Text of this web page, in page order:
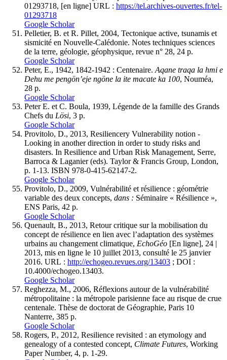
01293718, [en ligne] URL : https://tel.archives-ouvertes.fr/tel-
01293718
Google Scholar
Pelletier, B. et R. Pillet, 2004, Tectonique active, tsunamis et
sismicité en Nouvelle-Calédonie. Notes techniques sciences
de la terre, géologie, géophysique, revue n° 28, 24 p.
Google Scholar
Peter, E., 1942, 1842-1942 : Centenaire. Aqane traqa la hmi e
Dehu me pengön’eje ngöne la ite macate ka 100, Nouméa,
28 p.
Google Scholar
Peter E. et C. Boula, 1939, Légende de la famille des Grands
Chefs du Lösi, 3 p.
Google Scholar
Provitolo, D., 2013, Resiliencery Vulnerability notion -
Looking in another direction in order to study risks and
disasters. In Resilience and Urban Risk Management, Serre,
Barroca & Laganier (eds). Taylor & Francis Group, London,
p. 1-13. ISBN 978-0-415-62147-2.
Google Scholar
Provitolo, D., 2009, Vulnérabilité et résilience : géométrie
variable des deux concepts, dans : Séminaire « Résilience »,
ENS Paris, 42 p.
Google Scholar
Quenault, B., 2013, Retour critique sur la mobilisation du
concept de résilience en lien avec l’adaptation des systèmes
urbains au changement climatique, EchoGéo [En ligne], 24 |
2013, mis en ligne le 10 juillet 2013, consulté le 25 janvier
2016. URL : http://echogeo.revues.org/13403 ; DOI :
10.4000/echogeo.13403.
Google Scholar
Reghezza, M., 2006, Réflexions autour de la vulnérabilité
métropolitaine : la métropole parisienne face au risque de crue
centenale. Thèse de doctorat de Géographie, Paris 10
Nanterre, 385 p.
Google Scholar
Rogers, P., 2012, Resilience revisited : an etymology and
genealogy of a contested concept, Climate Futures, Working
Paper Number, 4, p. 1-29.